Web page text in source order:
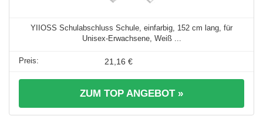
YIIOSS Schulabschluss Schule, einfarbig, 152 cm lang, für
Unisex-Erwachsene, Weiß ...
21,16 €
ZUM TOP ANGEBOT »